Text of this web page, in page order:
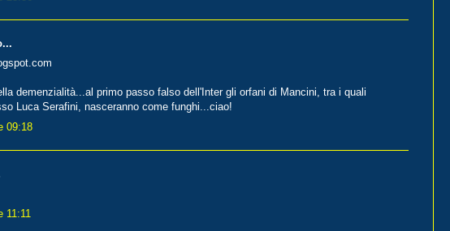
demenzialità...al primo passo falso dell'Inter gli orfani di Mancini, tra i quali
Luca Serafini, nasceranno come funghi...ciao!
09:18
11:11